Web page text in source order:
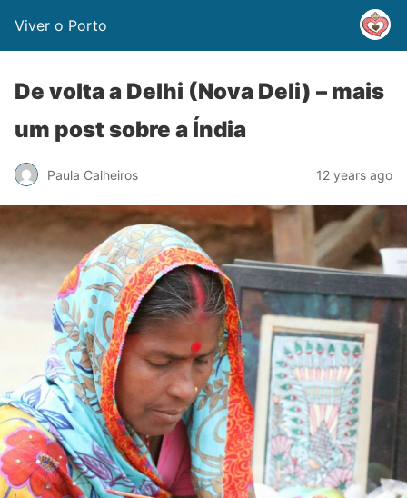
Viver o Porto
De volta a Delhi (Nova Deli) – mais
um post sobre a Índia
Paula Calheiros 12 years ago